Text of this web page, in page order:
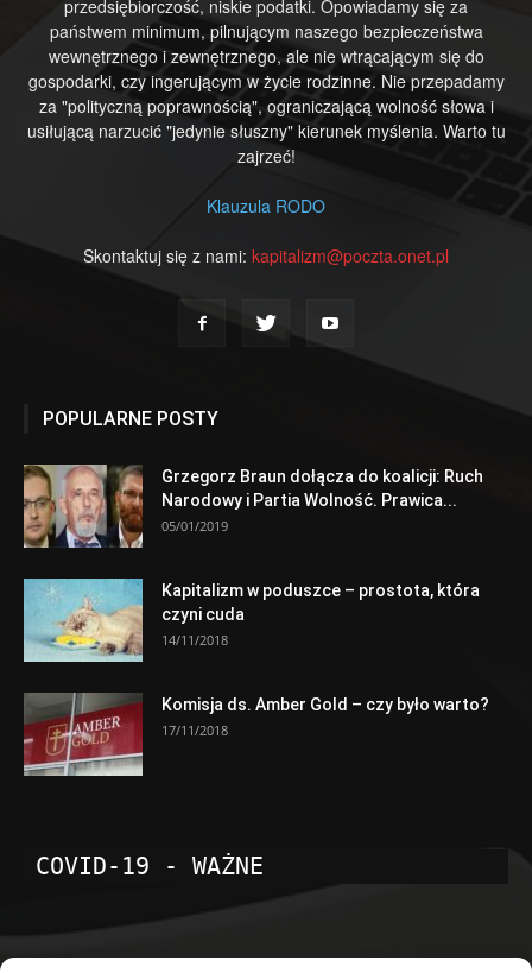
przedsiębiorczość, niskie podatki. Opowiadamy się za
państwem minimum, pilnującym naszego bezpieczeństwa
wewnętrznego i zewnętrznego, ale nie wtrącającym się do
gospodarki, czy ingerującym w życie rodzinne. Nie przepadamy
za "polityczną poprawnością", ograniczającą wolność słowa i
usiłującą narzucić "jedynie słuszny" kierunek myślenia. Warto tu
zajrzeć!
Klauzula RODO
Skontaktuj się z nami: kapitalizm@poczta.onet.pl
POPULARNE POSTY
Grzegorz Braun dołącza do koalicji: Ruch
Narodowy i Partia Wolność. Prawica...
05/01/2019
Kapitalizm w poduszce – prostota, która
czyni cuda
14/11/2018
Komisja ds. Amber Gold – czy było warto?
17/11/2018
COVID-19 - WAŻNE